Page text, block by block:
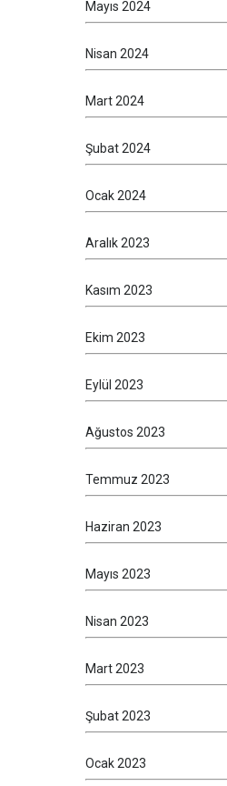
Mayıs 2024
Nisan 2024
Mart 2024
Şubat 2024
Ocak 2024
Aralık 2023
Kasım 2023
Ekim 2023
Eylül 2023
Ağustos 2023
Temmuz 2023
Haziran 2023
Mayıs 2023
Nisan 2023
Mart 2023
Şubat 2023
Ocak 2023